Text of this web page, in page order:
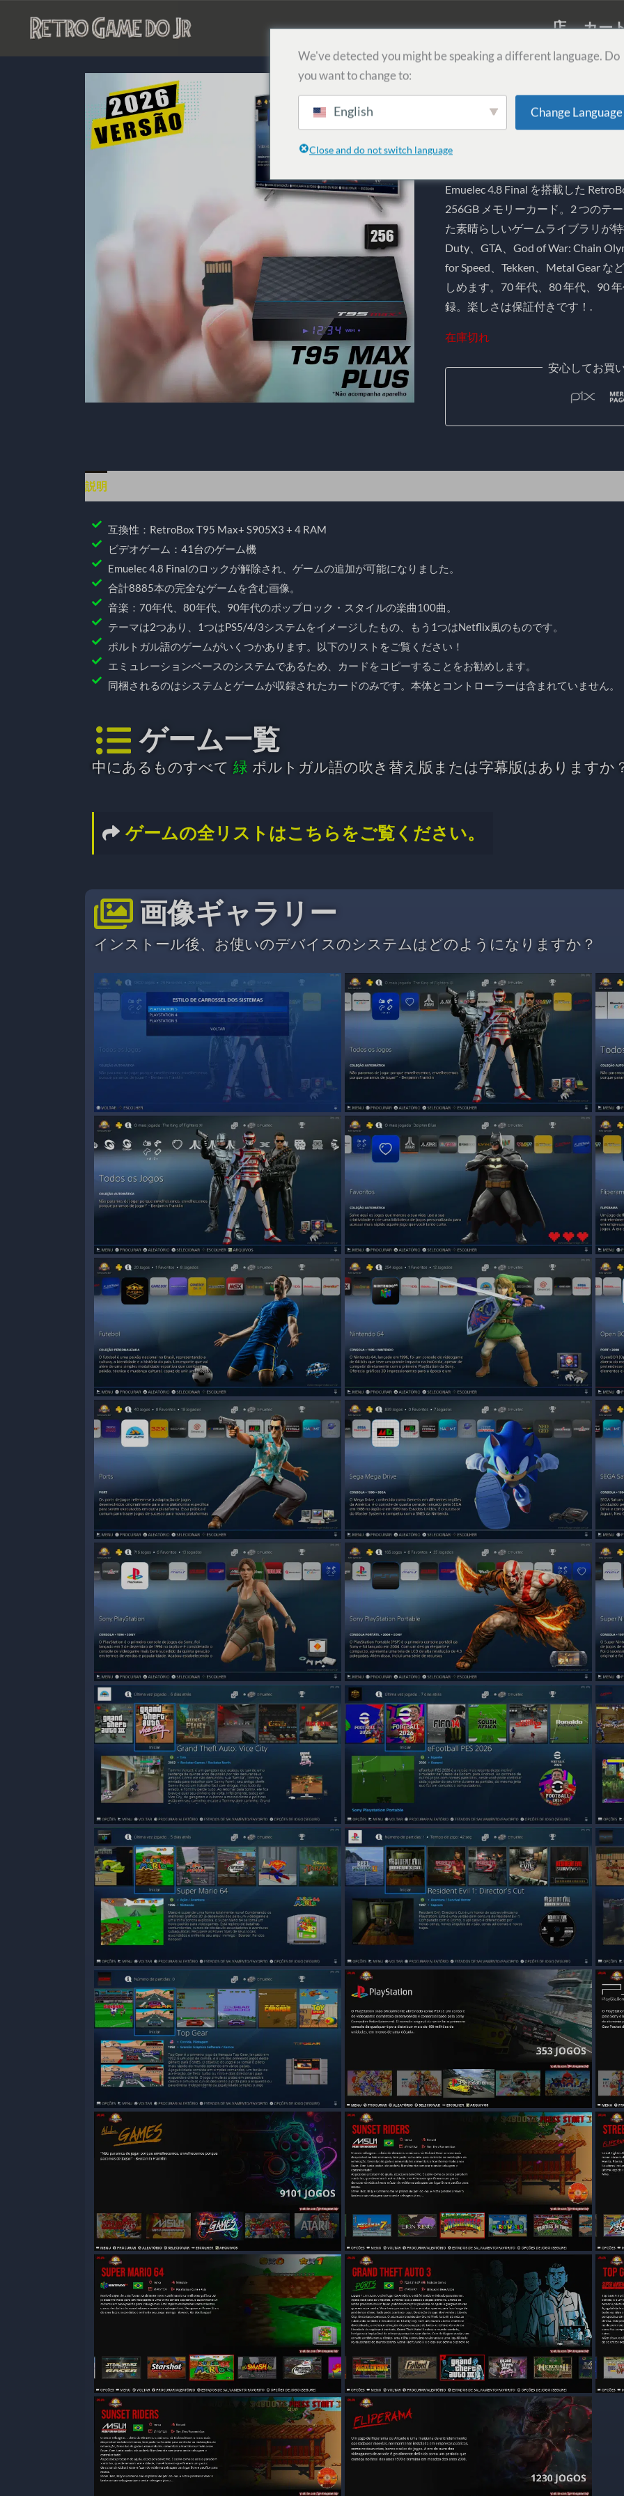
店 カー
メモリーカード、
同梱
Emuelec 4.8 Final を搭載した
256GB メモリーカード。2 つのテ
た素晴らしいゲームライブラリが
Duty、GTA、God of War: Chain
for Speed、Tekken、Metal Gear な
しめます。70 年代、80 年代、90
録。楽しさは保証付きです！.
在庫切れ
安心してお買
説明
互換性：RetroBox T95 Max+ S905X3 + 4 RAM
ビデオゲーム：41台のゲーム機
Emuelec 4.8 Finalのロックが解除され、ゲームの追加が可能になりました。
合計8885本の完全なゲームを含む画像。
音楽：70年代、80年代、90年代のポップロック・スタイルの楽曲100曲。
テーマは2つあり、1つはPS5/4/3システムをイメージしたもの、もう1つはNetflix風のものです。
ポルトガル語のゲームがいくつかあります。以下のリストをご覧ください！
エミュレーションベースのシステムであるため、カードをコピーすることをお勧めします。
同梱されるのはシステムとゲームが収録されたカードのみです。本体とコントローラーは含まれていません。
ゲーム一覧
中にあるものすべて 緑 ポルトガル語の吹き替え版または字幕版はありますか
ゲームの全リストはこちらをご覧ください。
画像ギャラリー
インストール後、お使いのデバイスのシステムはどのようになりますか？
We've detected you might be speaking a different language. Do
you want to change to:
English Change Language
Close and do not switch language